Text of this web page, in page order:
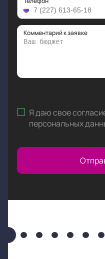
Комментарий к заявке
Я даю свое
персональных